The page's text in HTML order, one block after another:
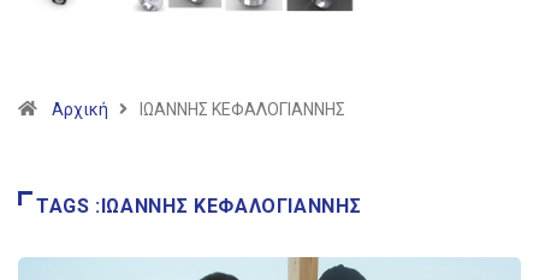
Αρχική ΙΩΑΝΝΗΣ ΚΕΦΑΛΟΓΙΑΝΝΗΣ
TAGS :ΙΩΑΝΝΗΣ ΚΕΦΑΛΟΓΙΑΝΝΗΣ